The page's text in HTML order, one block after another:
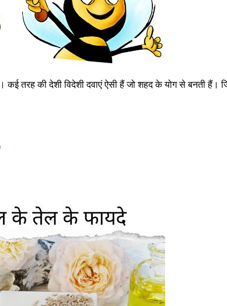
तरह की देशी विदेशी दवाएं ऐसी हैं जो शहद के योग से बनती